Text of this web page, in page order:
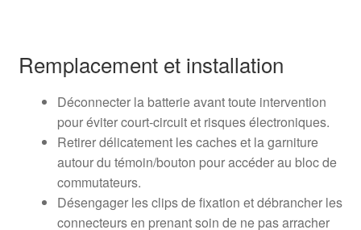
Remplacement et installation
Déconnecter la batterie avant toute intervention
pour éviter court‑circuit et risques électroniques.
Retirer délicatement les caches et la garniture
autour du témoin/bouton pour accéder au bloc de
commutateurs.
Désengager les clips de fixation et débrancher les
connecteurs en prenant soin de ne pas arracher